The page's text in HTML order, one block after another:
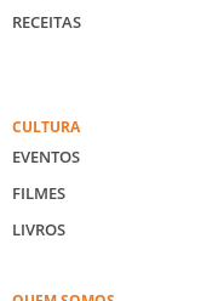
RECEITAS
CULTURA
EVENTOS
FILMES
LIVROS